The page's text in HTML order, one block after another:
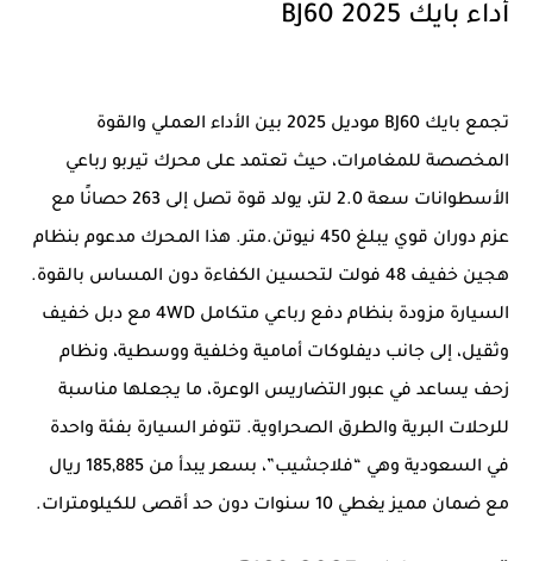
أداء بايك BJ60 2025
تجمع بايك BJ60 موديل 2025 بين الأداء العملي والقوة
المخصصة للمغامرات، حيث تعتمد على محرك تيربو رباعي
الأسطوانات سعة 2.0 لتر، يولد قوة تصل إلى 263 حصانًا مع
عزم دوران قوي يبلغ 450 نيوتن.متر. هذا المحرك مدعوم بنظام
هجين خفيف 48 فولت لتحسين الكفاءة دون المساس بالقوة.
السيارة مزودة بنظام دفع رباعي متكامل 4WD مع دبل خفيف
وثقيل، إلى جانب ديفلوكات أمامية وخلفية ووسطية، ونظام
زحف يساعد في عبور التضاريس الوعرة، ما يجعلها مناسبة
للرحلات البرية والطرق الصحراوية. تتوفر السيارة بفئة واحدة
في السعودية وهي “فلاجشيب”، بسعر يبدأ من 185,885 ريال
مع ضمان مميز يغطي 10 سنوات دون حد أقصى للكيلومترات.